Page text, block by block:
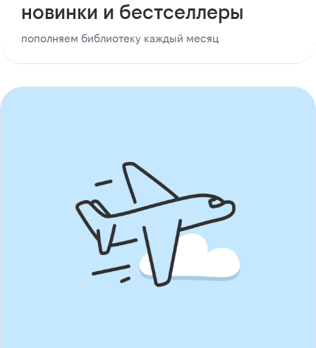
новинки и бестселлеры
пополняем библиотеку каждый месяц